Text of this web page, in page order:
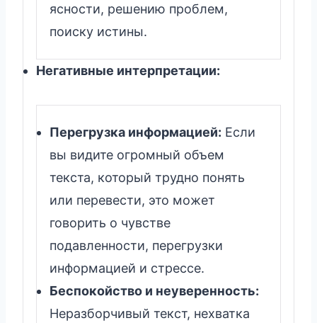
ясности, решению проблем,
поиску истины.
Негативные интерпретации:
Перегрузка информацией: Если
вы видите огромный объем
текста, который трудно понять
или перевести, это может
говорить о чувстве
подавленности, перегрузки
информацией и стрессе.
Беспокойство и неуверенность:
Неразборчивый текст, нехватка